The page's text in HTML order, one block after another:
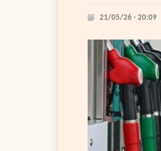
21/05/26 - 20:09